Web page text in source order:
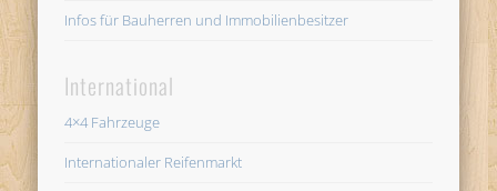
Infos für Bauherren und Immobilienbesitzer
International
4×4 Fahrzeuge
Internationaler Reifenmarkt